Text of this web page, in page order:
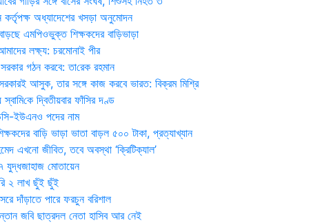
কর্তৃপক্ষ অধ্যাদেশের খসড়া অনুমোদন
এমপিওভুক্ত শিক্ষকদের বাড়িভাড়া
লক্ষ্য: চরমোনাই পীর
গঠন করবে: তা‌রেক রহমান
আসুক, তার সঙ্গে কাজ করবে ভারত: বিক্রম মিশ্রি
দ্বিতীয়বার ফাঁসির দণ্ড
ইউএনও পদের নাম
বাড়ি ভাড়া ভাতা বাড়ল ৫০০ টাকা, প্রত্যাখ্যান
এখনো জীবিত, তবে অবস্থা ‘ক্রিটিক্যাল’
যুদ্ধজাহাজ মোতায়েন
২ লাখ ছুঁই ছুঁই
দাঁড়াতে পারে ফরচুন বরিশাল
জবি ছাত্রদল নেতা হাসিব আর নেই